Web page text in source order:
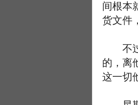
间根本
货文件
不过
的，离
这一切